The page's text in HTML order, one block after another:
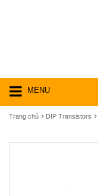
MENU
Trang chủ DIP Transistors